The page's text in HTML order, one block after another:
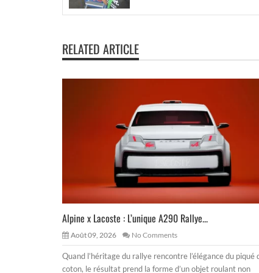
RELATED ARTICLE
Alpine x Lacoste : L’unique A290 Rallye...
Août 09, 2026 No Comments
Quand l’héritage du rallye rencontre l’élégance du piqué
coton, le résultat prend la forme d’un objet roulant non